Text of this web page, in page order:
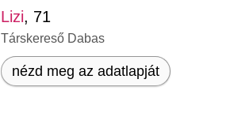
Lizi, 71
Társkereső Dabas
nézd meg az adatlapját